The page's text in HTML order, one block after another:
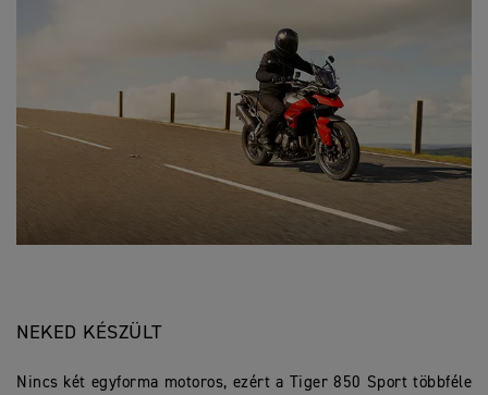
NEKED KÉSZÜLT
Nincs két egyforma motoros, ezért a Tiger 850 Sport többféle